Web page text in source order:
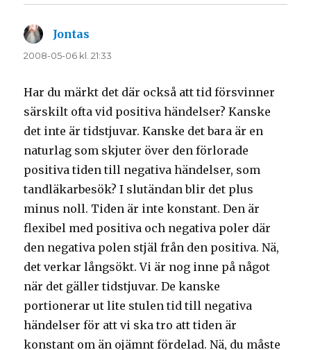
Jontas
2008-05-06 kl. 21:33
Har du märkt det där också att tid försvinner
särskilt ofta vid positiva händelser? Kanske
det inte är tidstjuvar. Kanske det bara är en
naturlag som skjuter över den förlorade
positiva tiden till negativa händelser, som
tandläkarbesök? I slutändan blir det plus
minus noll. Tiden är inte konstant. Den är
flexibel med positiva och negativa poler där
den negativa polen stjäl från den positiva. Nä,
det verkar långsökt. Vi är nog inne på något
när det gäller tidstjuvar. De kanske
portionerar ut lite stulen tid till negativa
händelser för att vi ska tro att tiden är
konstant om än ojämnt fördelad. Nä, du måste